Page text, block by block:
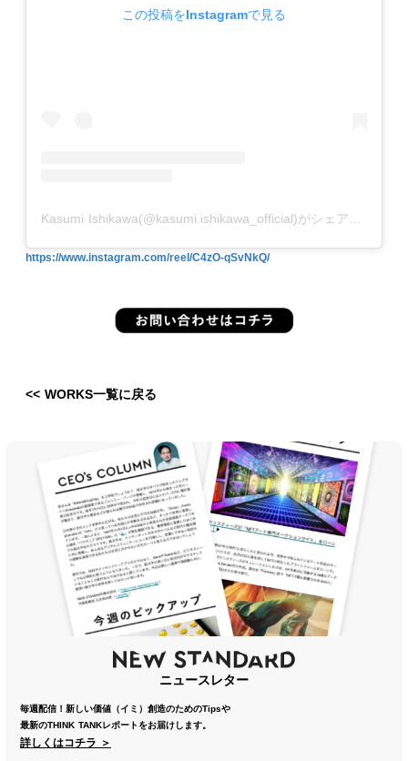
この投稿をInstagramで見る
Kasumi Ishikawa(@kasumi.ishikawa_official)がシェアした投稿
https://www.instagram.com/reel/C4zO-qSvNkQ/
<< WORKS一覧に戻る
ニュースレター
毎週配信！新しい価値（イミ）創造のためのTipsや
最新のTHINK TANKレポートをお届けします。
詳しくはコチラ ＞